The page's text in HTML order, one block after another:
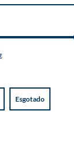
Esgotado